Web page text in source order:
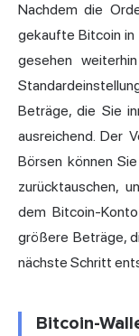
Nachdem die
gekaufte Bitcoin in
gesehen
Beträge, die Sie
ausreichend. Der
Börsen können
zurücktauschen,
dem Bitcoin-
größere Beträge,
nächste Schritt
Bitcoin-